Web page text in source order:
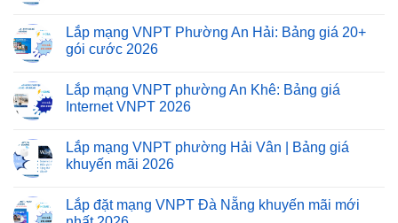
Lắp mạng VNPT Phường An Hải: Bảng giá 20+
gói cước 2026
Lắp mạng VNPT phường An Khê: Bảng giá
Internet VNPT 2026
Lắp mạng VNPT phường Hải Vân | Bảng giá
khuyến mãi 2026
Lắp đặt mạng VNPT Đà Nẵng khuyến mãi mới